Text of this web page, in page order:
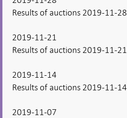
Results of auctions 2019-11-28
2019-11-21
Results of auctions 2019-11-21
2019-11-14
Results of auctions 2019-11-14
2019-11-07